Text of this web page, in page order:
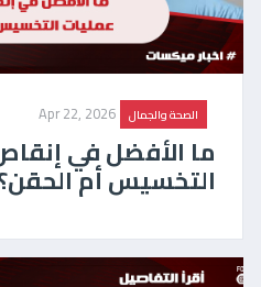
الصحة والجمال Apr 22, 2026
ما الأفضل في
التخسيس أم